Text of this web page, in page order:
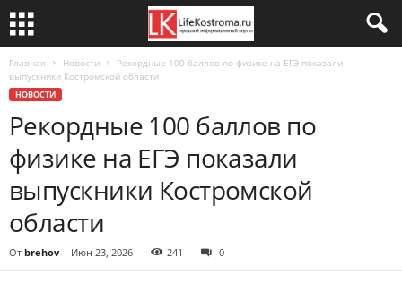
Главная Новости
Рекордные 100 баллов по физике на ЕГЭ показали
выпускники Костромской области
НОВОСТИ
Рекордные 100 баллов по
физике на ЕГЭ показали
выпускники Костромской
области
От brehov - Июн 23, 2026 241 0